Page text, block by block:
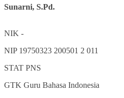
Sunarni, S.Pd.
NIK -
NIP 19750323 200501 2 011
STAT PNS
GTK Guru Bahasa Indonesia